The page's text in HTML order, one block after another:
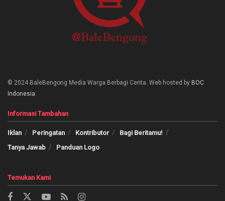
© 2024 BaleBengong Media Warga Berbagi Cerita. Web hosted by BOC
Indonesia
Informasi Tambahan
Iklan Peringatan Kontributor
Bagi Beritamu!
Tanya Jawab
Panduan Logo
Temukan Kami